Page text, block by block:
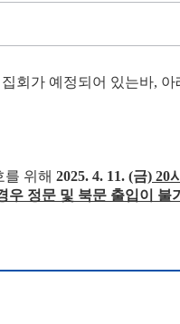
회가 예정되어 있는바, 아
위해 2025. 4. 11. (금) 20
우 정문 및 북문 출입이 불